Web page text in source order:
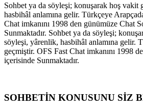
Sohbet ya da söyleşi; konuşarak hoş vakit
hasbihâl anlamına gelir. Türkçeye
Chat imkanını 1998 den günümüze Chat
Sunmaktadır. Sohbet ya da söyleşi;
söyleşi, yârenlik, hasbihâl anlamına gelir.
geçmiştir. OFS Fast Chat imkanını 1998
içerisinde Sunmaktadır.
SOHBETİN KONUSUNU SİZ